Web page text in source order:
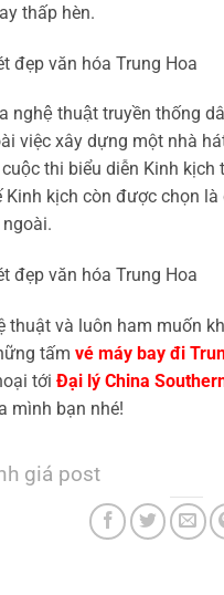
thấp hèn.
nghệ thuật truyền thống
việc xây dựng một nhà
thi biểu diễn Kinh
Kinh kịch còn được chọn
thuật và luôn ham muốn
tấm vé máy bay đi
tới Đại lý China
mình bạn nhé!
giá post